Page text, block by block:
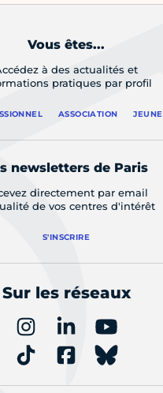
Vous êtes...
à des actualités et
pratiques par profil
ASSOCIATION JEUNE
newsletters de Paris
directement par email
de vos centres d'intérêt
S'INSCRIRE
Sur les réseaux